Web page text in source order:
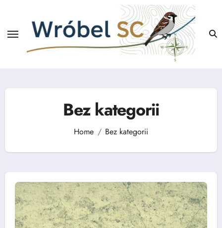
Bez kategorii
Home Bez kategorii